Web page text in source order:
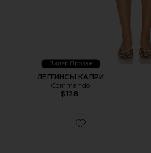
Лидер Продаж
ЛЕГГИНСЫ КАПРИ
Commando
$128
Favorite КРОССОВКИ